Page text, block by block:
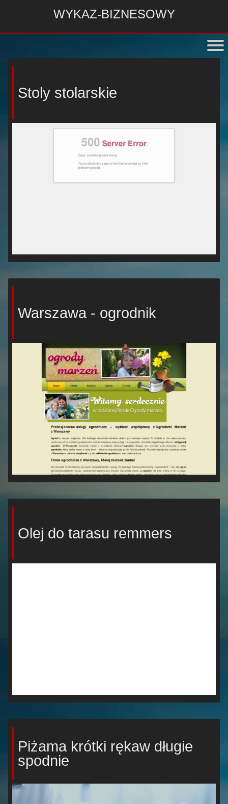
WYKAZ-BIZNESOWY
Stoly stolarskie
Warszawa - ogrodnik
Olej do tarasu remmers
Piżama krótki rękaw długie
spodnie